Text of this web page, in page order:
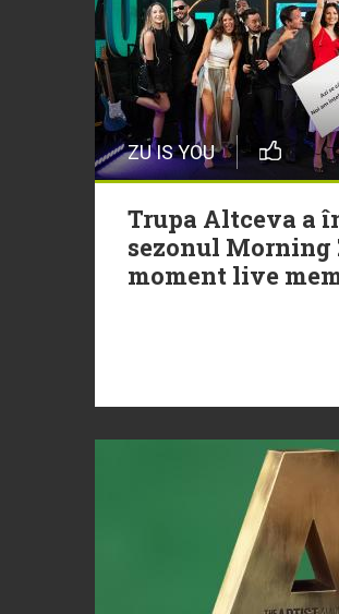
ZU IS YOU
Trupa Altceva a
sezonul Morning
moment live